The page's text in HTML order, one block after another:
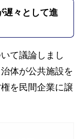
々として進
て議論しまし
体が公共施設を
を民間企業に譲